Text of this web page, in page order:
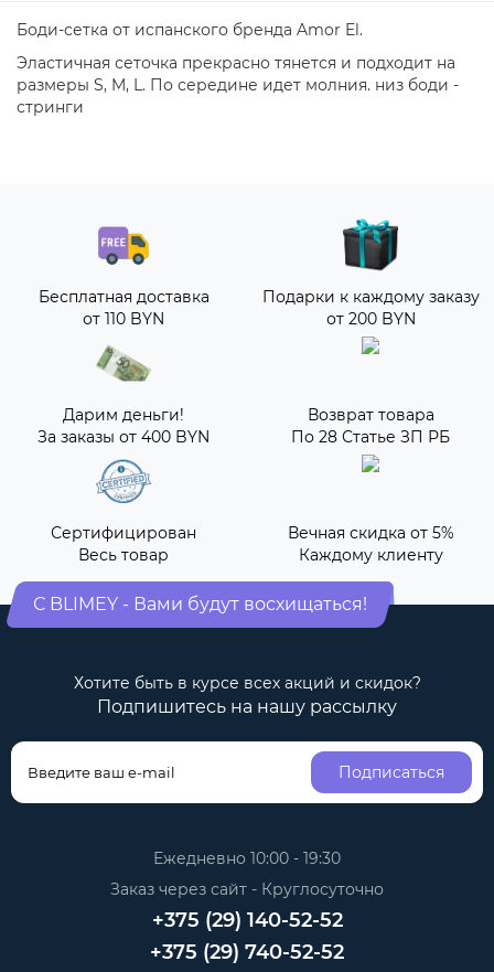
Боди-сетка от испанского бренда Amor El.
Эластичная сеточка прекрасно тянется и подходит на
размеры S, M, L. По середине идет молния. низ боди -
стринги
Бесплатная доставка
от 110 BYN
Подарки к каждому заказу
от 200 BYN
Дарим деньги!
За заказы от 400 BYN
Возврат товара
По 28 Статье ЗП РБ
Сертифицирован
Весь товар
Вечная скидка от 5%
Каждому клиенту
С BLIMEY - Вами будут восхищаться!
Хотите быть в курсе всех акций и скидок?
Подпишитесь на нашу рассылку
Подписаться
Ежедневно 10:00 - 19:30
Заказ через сайт - Круглосуточно
+375 (29) 140-52-52
+375 (29) 740-52-52